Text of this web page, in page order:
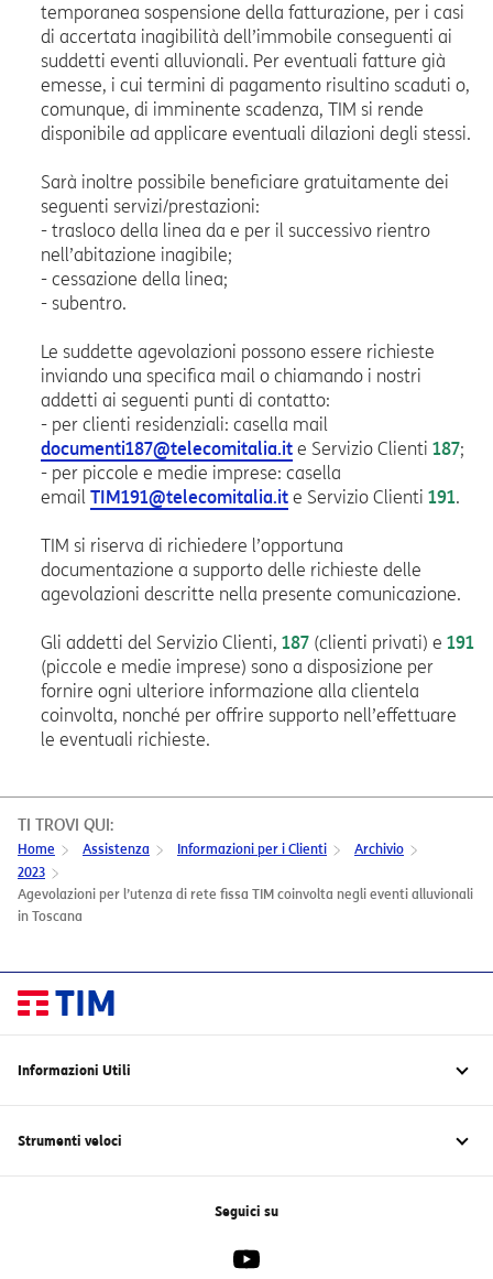
temporanea sospensione della fatturazione, per i casi
di accertata inagibilità dell’immobile conseguenti ai
suddetti eventi alluvionali. Per eventuali fatture già
emesse, i cui termini di pagamento risultino scaduti o,
comunque, di imminente scadenza, TIM si rende
disponibile ad applicare eventuali dilazioni degli stessi.
Sarà inoltre possibile beneficiare gratuitamente dei
seguenti servizi/prestazioni:
- trasloco della linea da e per il successivo rientro
nell’abitazione inagibile;
- cessazione della linea;
- subentro.
Le suddette agevolazioni possono essere richieste
inviando una specifica mail o chiamando i nostri
addetti ai seguenti punti di contatto:
- per clienti residenziali: casella mail
documenti187@telecomitalia.it e Servizio Clienti187;
- per piccole e medie imprese: casella
emailTIM191@telecomitalia.it e Servizio Clienti191.
TIM si riserva di richiedere l’opportuna
documentazione a supporto delle richieste delle
agevolazioni descritte nella presente comunicazione.
Gli addetti del Servizio Clienti,187 (clienti privati) e191
(piccole e medie imprese) sono a disposizione per
fornire ogni ulteriore informazione alla clientela
coinvolta, nonché per offrire supporto nell’effettuare
le eventuali richieste.
TI TROVI QUI:
Home Assistenza Informazioni per i Clienti
Archivio
2023
Agevolazioni per l’utenza di rete fissa TIM coinvolta negli eventi alluvionali
in Toscana
Informazioni Utili
Rimborsi fatturazione 28 giorni clienti rete fissa
Carta dei Servizi
Trasloco e subentro linea fissa
Strumenti veloci
Seguici su